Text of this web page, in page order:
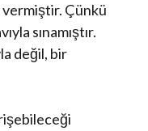
vermiştir. Çünkü
sınamıştır.
değil, bir